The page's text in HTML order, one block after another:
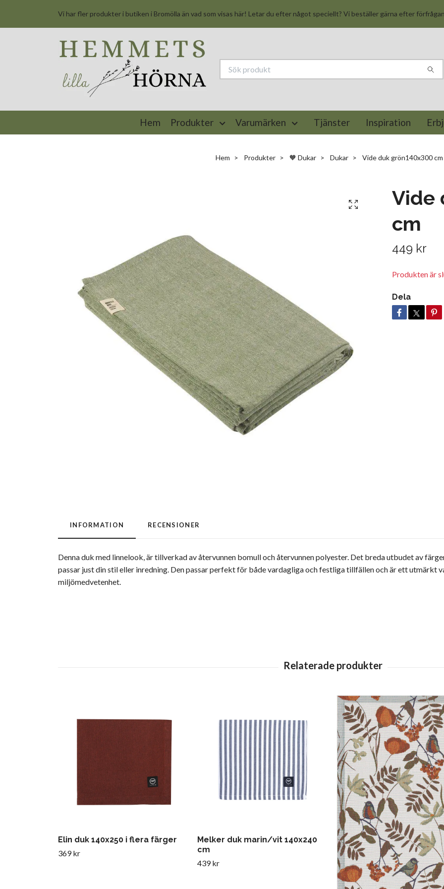
Vi har fler produkter i butiken i Bromölla än vad som visas här! Letar du efter något speciellt? Vi beställer gärna efter
Hem Produkter Varumärken Tjänster Inspiration
Hem Produkter 🧡 Dukar Dukar Vide duk grön140x300 cm
Vide
cm
449 kr
Produkten är
Dela
INFORMATION RECENSIONER
Denna duk med linnelook, är tillverkad av återvunnen bomull och återvunnen polyester. Det breda utbudet av
passar just din stil eller inredning. Den passar perfekt för både vardagliga och festliga tillfällen och är ett utmärkt
miljömedvetenhet.
Elin duk 140x250 i flera färger
369 kr
Melker duk marin/vit 140x240
cm
439 kr